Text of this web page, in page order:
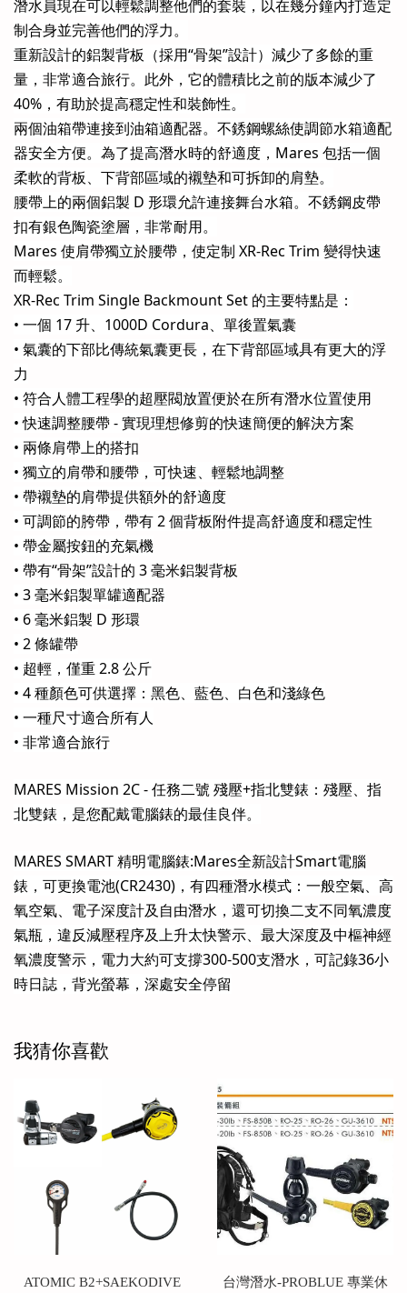
潛水員現在可以輕鬆調整他們的套裝，以在幾分鐘內打造定
制合身並完善他們的浮力。
重新設計的鋁製背板（採用“骨架”設計）減少了多餘的重
量，非常適合旅行。此外，它的體積比之前的版本減少了
40%，有助於提高穩定性和裝飾性。
兩個油箱帶連接到油箱適配器。不銹鋼螺絲使調節水箱適配
器安全方便。為了提高潛水時的舒適度，Mares 包括一個
柔軟的背板、下背部區域的襯墊和可拆卸的肩墊。
腰帶上的兩個鋁製 D 形環允許連接舞台水箱。不銹鋼皮帶
扣有銀色陶瓷塗層，非常耐用。
Mares 使肩帶獨立於腰帶，使定制 XR-Rec Trim 變得快速
而輕鬆。
XR-Rec Trim Single Backmount Set 的主要特點是：
• 一個 17 升、1000D Cordura、單後置氣囊
• 氣囊的下部比傳統氣囊更長，在下背部區域具有更大的浮
力
• 符合人體工程學的超壓閥放置便於在所有潛水位置使用
• 快速調整腰帶 - 實現理想修剪的快速簡便的解決方案
• 兩條肩帶上的搭扣
• 獨立的肩帶和腰帶，可快速、輕鬆地調整
• 帶襯墊的肩帶提供額外的舒適度
• 可調節的胯帶，帶有 2 個背板附件提高舒適度和穩定性
• 帶金屬按鈕的充氣機
• 帶有“骨架”設計的 3 毫米鋁製背板
• 3 毫米鋁製單罐適配器
• 6 毫米鋁製 D 形環
• 2 條罐帶
• 超輕，僅重 2.8 公斤
• 4 種顏色可供選擇：黑色、藍色、白色和淺綠色
• 一種尺寸適合所有人
• 非常適合旅行
MARES Mission 2C - 任務二號 殘壓+指北雙錶：殘壓、指
北雙錶，是您配戴電腦錶的最佳良伴。
MARES SMART 精明電腦錶:Mares全新設計Smart電腦
錶，可更換電池(CR2430)，有四種潛水模式：一般空氣、高
氧空氣、電子深度計及自由潛水，還可切換二支不同氧濃度
氣瓶，違反減壓程序及上升太快警示、最大深度及中樞神經
氧濃度警示，電力大約可支撐300-500支潛水，可記錄36小
時日誌，背光螢幕，深處安全停留
我猜你喜歡
ATOMIC B2+SAEKODIVE
台灣潛水-PROBLUE 專業休